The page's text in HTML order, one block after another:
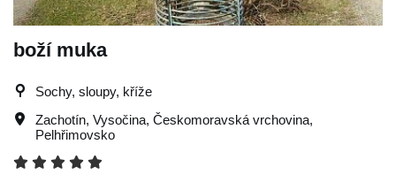
boží muka
Sochy, sloupy, kříže
Zachotín, Vysočina, Českomoravská vrchovina,
Pelhřimovsko